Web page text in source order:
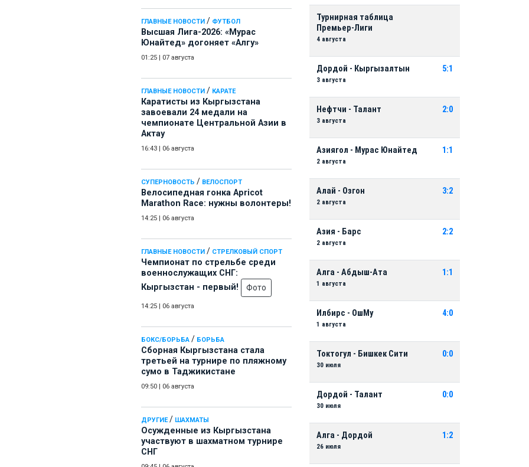
ГЛАВНЫЕ НОВОСТИ / ФУТБОЛ
Высшая Лига-2026: «Мурас
Юнайтед» догоняет «Алгу»
01:25 07 августа
ГЛАВНЫЕ НОВОСТИ / КАРАТЕ
Каратисты из Кыргызстана
завоевали 24 медали на
чемпионате Центральной Азии в
Актау
16:43 06 августа
СУПЕРНОВОСТЬ / ВЕЛОСПОРТ
Велосипедная гонка Apricot
Marathon Race: нужны волонтеры!
14:25 06 августа
ГЛАВНЫЕ НОВОСТИ / СТРЕЛКОВЫЙ СПОРТ
Чемпионат по стрельбе среди
военнослужащих СНГ:
Кыргызстан - первый!
Фото
14:25 06 августа
БОКС/БОРЬБА / БОРЬБА
Сборная Кыргызстана стала
третьей на турнире по пляжному
сумо в Таджикистане
09:50 06 августа
ДРУГИЕ/ ШАХМАТЫ
Осужденные из Кыргызстана
участвуют в шахматном турнире
СНГ
Турнирная таблица
Премьер-Лиги
4 августа
Дордой - Кыргызалтын
3 августа
5:1
Нефтчи - Талант
3 августа
2:0
Азиягол - Мурас Юнайтед
2 августа
1:1
Алай - Озгон
2 августа
3:2
Азия - Барс
2 августа
2:2
Алга - Абдыш-Ата
1 августа
1:1
Илбирс - ОшМу
1 августа
4:0
Токтогул - Бишкек Сити
30 июля
0:0
Дордой - Талант
30 июля
0:0
Алга - Дордой
26 июля
1:2